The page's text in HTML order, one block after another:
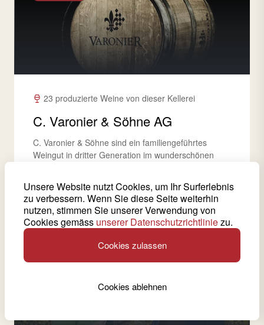
23 produzierte Weine von dieser Kellerei
C. Varonier & Söhne AG
C. Varonier & Söhne sind ein familiengeführtes
Weingut in dritter Generation im wunderschönen
Siehe Weinkeller
Unsere Website nutzt Cookies, um Ihr Surferlebnis
zu verbessern. Wenn Sie diese Seite weiterhin
nutzen, stimmen Sie unserer Verwendung von
Cookies gemäss unserer Datenschutzrichtliniezu.
Cookies zulassen
Cookies ablehnen